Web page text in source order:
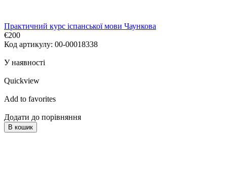
Практичний курс іспанської мови Чаункова
€200
Код артикулу: 00-00018338
У наявності
Quickview
Add to favorites
Додати до порівняння
В кошик